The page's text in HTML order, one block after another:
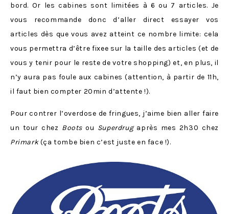
bord. Or les cabines sont limitées à 6 ou 7 articles. Je
vous recommande donc d’aller direct essayer vos
articles dès que vous avez atteint ce nombre limite: cela
vous permettra d’être fixee sur la taille des articles (et de
vous y tenir pour le reste de votre shopping) et, en plus, il
n’y aura pas foule aux cabines (attention, à partir de 11h,
il faut bien compter 20min d’attente !).
Pour contrer l’overdose de fringues, j’aime bien aller faire
un tour chez Bootsou Superdrugaprès mes 2h30 chez
Primark(ça tombe bien c’est juste en face !).